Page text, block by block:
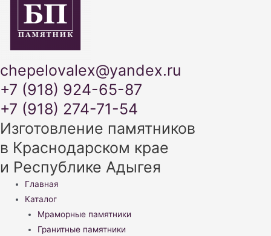
chepelovalex@yandex.ru
+7 (918) 924-65-87
+7 (918) 274-71-54
Изготовление памятников
в Краснодарском крае
и Республике Адыгея
Меню
Главная
Каталог
Мраморные памятники
Гранитные памятники